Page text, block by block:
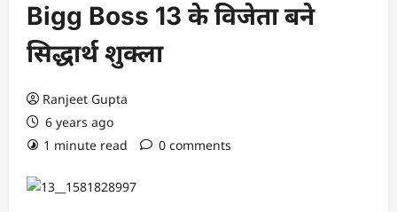
Bigg Boss 13 के विजेता बने
सिद्धार्थ शुक्ला
Ranjeet Gupta
6 years ago
1 minute read
0 comments